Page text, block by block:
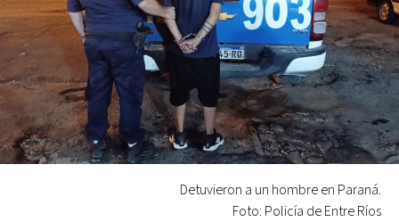
Detuvieron a un hombre en Paraná.
Foto: Policía de Entre Ríos